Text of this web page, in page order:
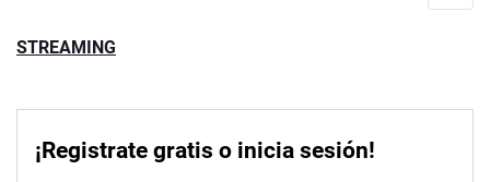
STREAMING
¡Registrate gratis o inicia sesión!